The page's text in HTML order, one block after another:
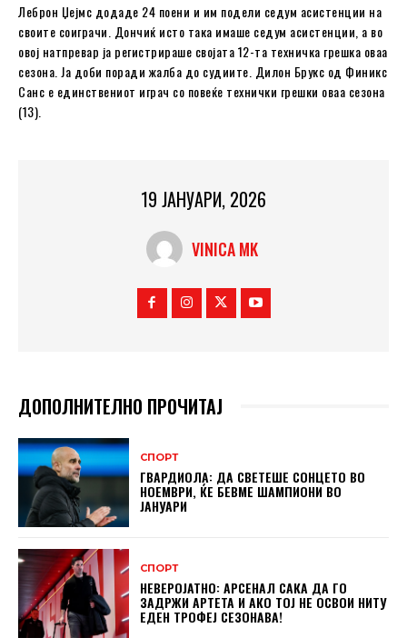
Леброн Џејмс додаде 24 поени и им подели седум асистенции на
своите соиграчи. Дончиќ исто така имаше седум асистенции, а во
овој натпревар ја регистрираше својата 12-та техничка грешка оваа
сезона. Ја доби поради жалба до судиите. Дилон Брукс од Финикс
Санс е единствениот играч со повеќе технички грешки оваа сезона
(13).
19 ЈАНУАРИ, 2026
VINICA MK
ДОПОЛНИТЕЛНО ПРОЧИТАЈ
СПОРТ
ГВАРДИОЛА: ДА СВЕТЕШЕ СОНЦЕТО ВО
НОЕМВРИ, ЌЕ БЕВМЕ ШАМПИОНИ ВО
ЈАНУАРИ
СПОРТ
НЕВЕРОЈАТНО: АРСЕНАЛ САКА ДА ГО
ЗАДРЖИ АРТЕТА И АКО ТОЈ НЕ ОСВОИ НИТУ
ЕДЕН ТРОФЕЈ СЕЗОНАВА!